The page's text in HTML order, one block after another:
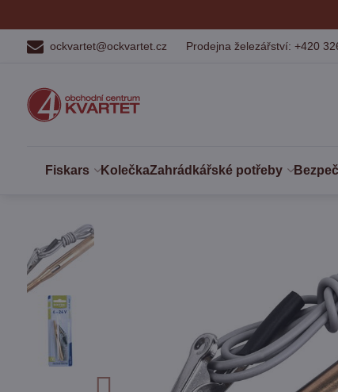
ockvartet@ockvartet.cz Prodejna železářství: +420
Fiskars KolečkaZahrádkářské potřeby